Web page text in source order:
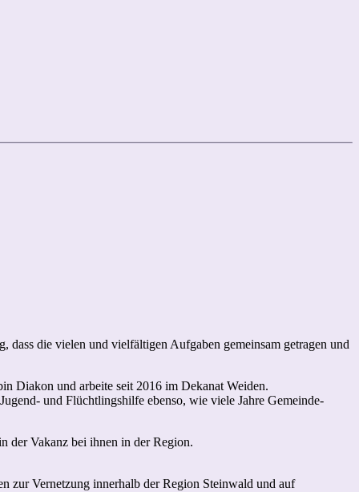
dass die vielen und vielfältigen Aufgaben gemeinsam getragen und
Diakon und arbeite seit 2016 im Dekanat Weiden.
und Flüchtlingshilfe ebenso, wie viele Jahre Gemeinde-
der Vakanz bei ihnen in der Region.
zur Vernetzung innerhalb der Region Steinwald und auf